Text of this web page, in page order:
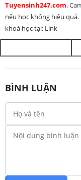
Tuyensinh247.com.
nếu học không hiệu
khoá học tại: Link
BÌNH LUẬN